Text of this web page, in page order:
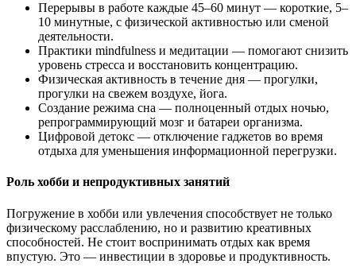
Перерывы в работе каждые 45–60 минут — короткие, 5–
10 минутные, с физической активностью или сменой
деятельности.
Практики mindfulness и медитации — помогают снизить
уровень стресса и восстановить концентрацию.
Физическая активность в течение дня — прогулки,
прогулки на свежем воздухе, йога.
Создание режима сна — полноценный отдых ночью,
репрограммирующий мозг и батареи организма.
Цифровой детокс — отключение гаджетов во время
отдыха для уменьшения информационной перегрузки.
Роль хобби и непродуктивных занятий
Погружение в хобби или увлечения способствует не только
физическому расслаблению, но и развитию креативных
способностей. Не стоит воспринимать отдых как время
впустую. Это — инвестиции в здоровье и продуктивность.